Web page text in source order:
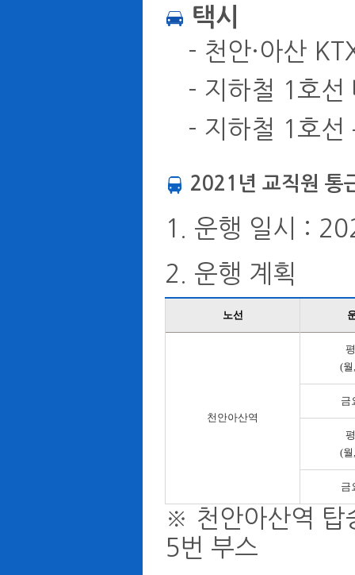
택시
- 천안·아산
- 지하철 1호
- 지하철 1호
2021년 교직원 통
1. 운행 일시 :
2. 운행 계획
노선
천안아산역
(
금
(
금
※ 천안아산역 탑
5번 부스